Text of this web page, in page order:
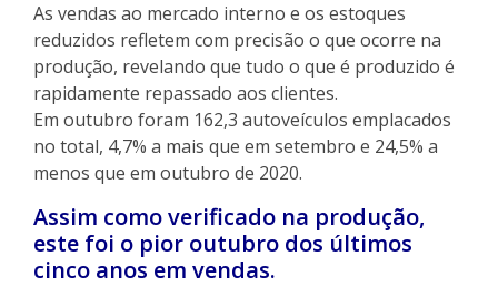
As vendas ao mercado interno e os estoques
reduzidos refletem com precisão o que ocorre na
produção, revelando que tudo o que é produzido é
rapidamente repassado aos clientes.
Em outubro foram 162,3 autoveículos emplacados
no total, 4,7% a mais que em setembro e 24,5% a
menos que em outubro de 2020.
Assim como verificado na produção,
este foi o pior outubro dos últimos
cinco anos em vendas.